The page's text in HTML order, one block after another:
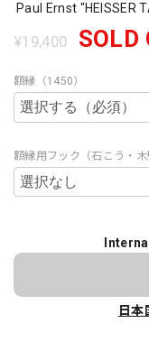
Paul Ernst "HEISSER
¥19,400 SOLD
額縁（1450）
額縁用フック（石こう・木
日